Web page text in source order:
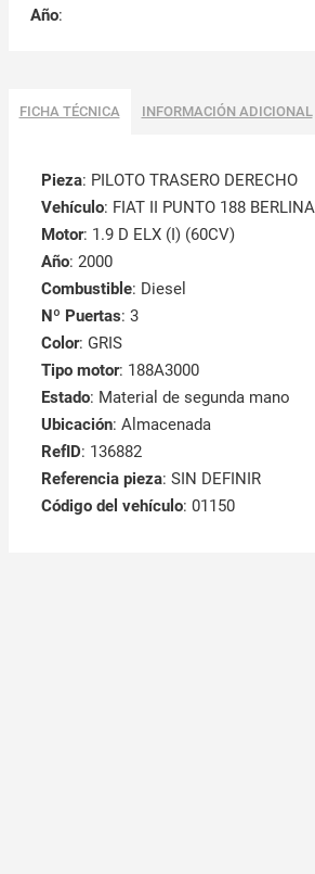
Año:
FICHA TÉCNICA INFORMACIÓN ADICIONAL
Pieza: PILOTO TRASERO DERECHO
Vehículo: FIAT II PUNTO 188 BERLINA
Motor: 1.9 D ELX (I) (60CV)
Año: 2000
Combustible: Diesel
Nº Puertas: 3
Color: GRIS
Tipo motor: 188A3000
Estado: Material de segunda mano
Ubicación: Almacenada
RefID: 136882
Referencia pieza: SIN DEFINIR
Código del vehículo: 01150